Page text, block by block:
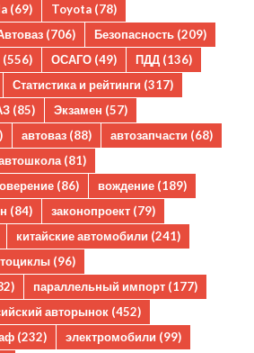
(69) Toyota (78)
(706) Безопасность (209)
(556) ОСАГО (49) ПДД (136)
Статистика и рейтинги (317)
(85) Экзамен (57)
автоваз (88) автозапчасти (68)
(81)
(86) вождение (189)
(84) законопроект (79)
китайские автомобили (241)
(96)
параллельный импорт (177)
авторынок (452)
(232) электромобили (99)